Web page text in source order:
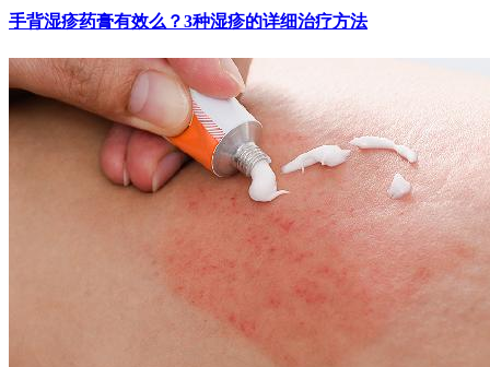
手背湿疹药膏有效么？3种湿疹的详细治疗方法